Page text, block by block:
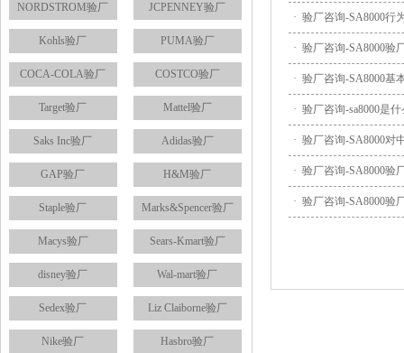
NORDSTROM验厂 JCPENNEY验厂
Kohls验厂 PUMA验厂
COCA-COLA验厂 COSTCO验厂
Target验厂 Mattel验厂
Saks Inc验厂 Adidas验厂
GAP验厂 H&M验厂
Staple验厂 Marks&Spencer验厂
Macys验厂 Sears-Kmart验厂
disney验厂 Wal-mart验厂
Sedex验厂 Liz Claiborne验厂
Nike验厂 Hasbro验厂
· 验厂咨询-SA8000行
· 验厂咨询-SA8000验
· 验厂咨询-SA8000基
· 验厂咨询-sa8000是
· 验厂咨询-SA8000对
· 验厂咨询-SA8000验
· 验厂咨询-SA8000验